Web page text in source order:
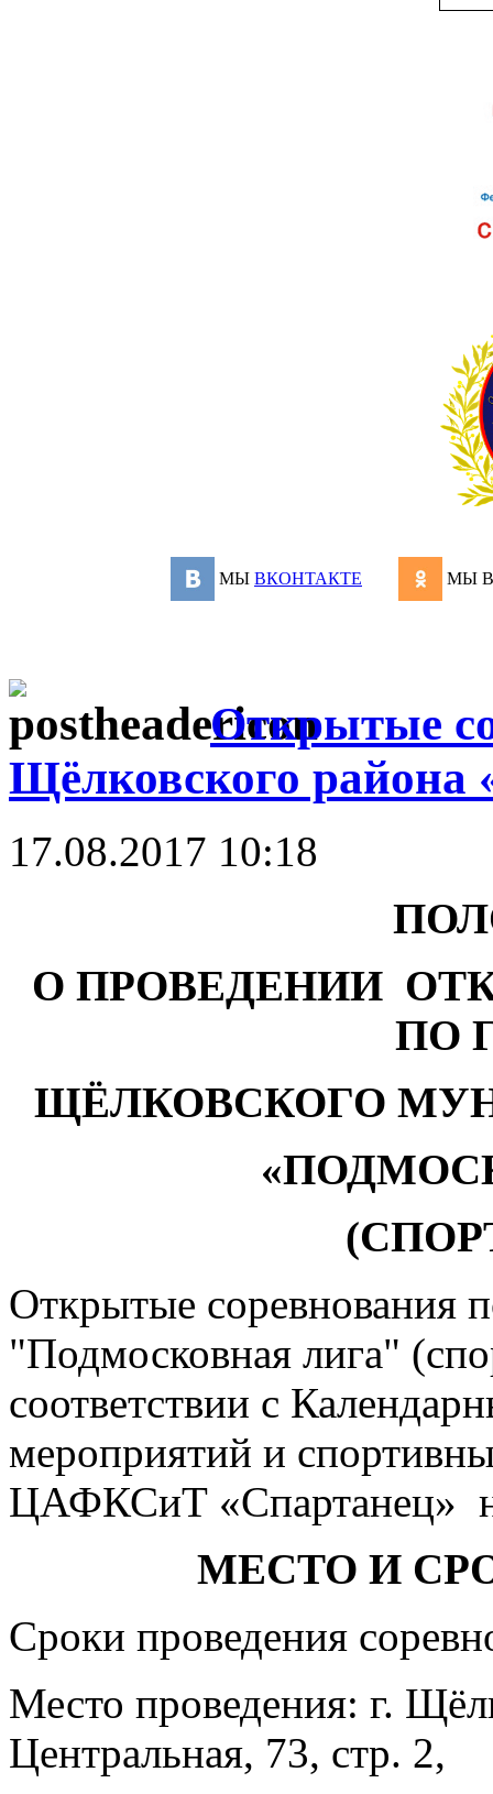
МЫ ВКОНТАКТЕ МЫ
Открытые
Щёлковского района
17.08.2017 10:18
О ПРОВЕДЕНИИ
ПО
ЩЁЛКОВСКОГО
Открытые
"Подмосковная лига"
соответствии с
мероприятий и
ЦАФКСиТ «Спартанец»
МЕСТО И
Сроки проведения
Место проведения: г.
Центральная, 73, стр. 2,